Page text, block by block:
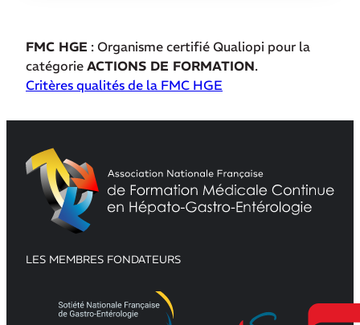
FMC HGE : Organisme certifié Qualiopi pour la
catégorie ACTIONS DE FORMATION.
Critères qualités de la FMC HGE
LES MEMBRES FONDATEURS